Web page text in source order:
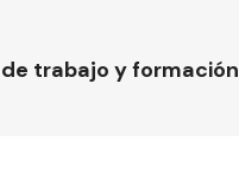
trabajo y formación